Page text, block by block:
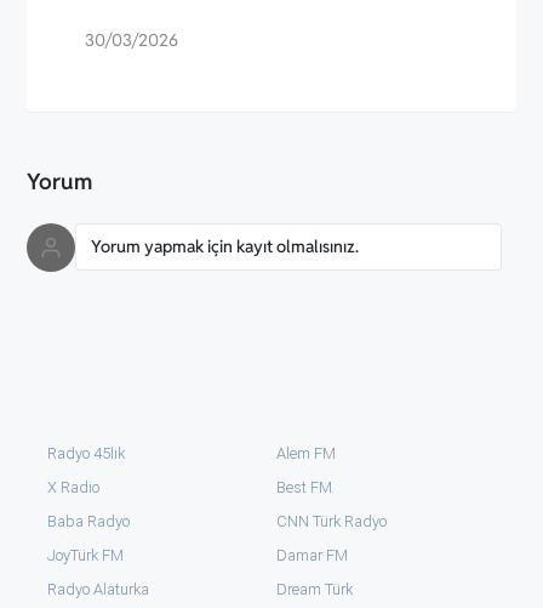
30/03/2026
Yorum
Yorum yapmak için kayıt olmalısınız.
Radyo 45lik
X Radio
Baba Radyo
JoyTürk FM
Radyo Alaturka
Alem FM
Best FM
CNN Türk Radyo
Damar FM
Dream Türk